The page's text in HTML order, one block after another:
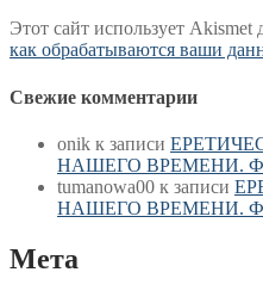
Этот сайт использует
как обрабатываются ваши
Свежие комментарии
onik к записи
НАШЕГО ВРЕМЕНИ.
tumanowa00 к записи
НАШЕГО ВРЕМЕНИ.
Мета